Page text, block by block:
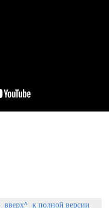
вверх^ к полной версии